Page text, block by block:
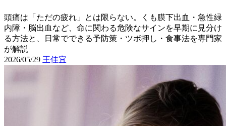
頭痛は「ただの疲れ」とは限らない。くも膜下出血・急性緑
内障・脳出血など、命に関わる危険なサインを早期に見分け
る方法と、日常でできる予防策・ツボ押し・食事法を専門家
が解説
2026/05/29 王佳宜